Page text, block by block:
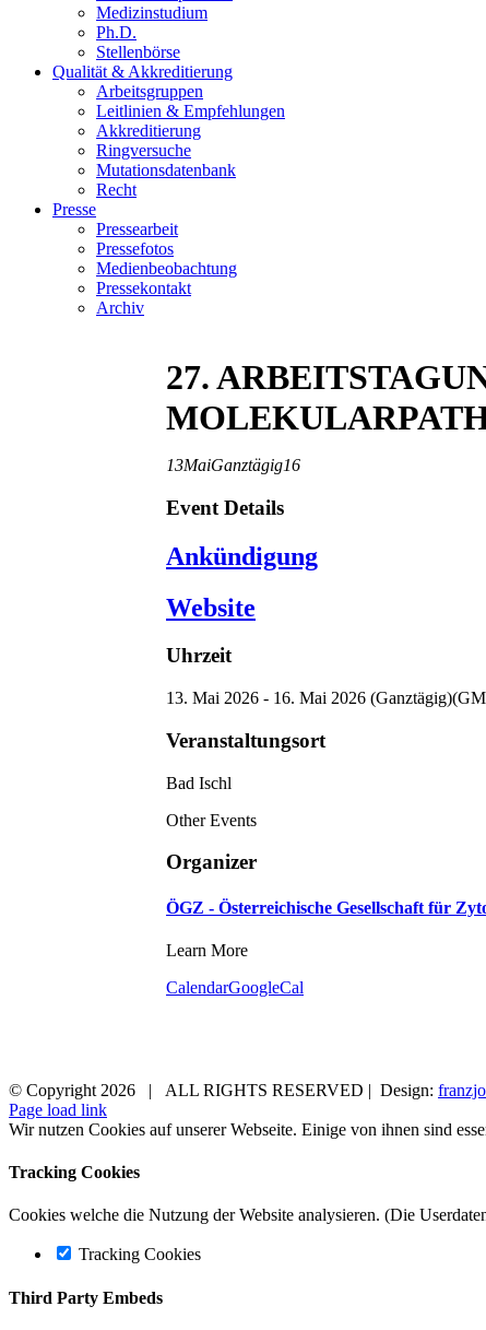
Medizinstudium
Ph.D.
Stellenbörse
Qualität & Akkreditierung
Arbeitsgruppen
Leitlinien & Empfehlungen
Akkreditierung
Ringversuche
Mutationsdatenbank
Recht
Presse
Pressearbeit
Pressefotos
Medienbeobachtung
Pressekontakt
Archiv
27.
13MaiGanztägig16
Event Details
Ankündigung
Website
Uhrzeit
13. Mai 2026 - 16. Mai 2026 (Ganztägig)
Veranstaltungsort
Bad Ischl
Other Events
Organizer
ÖGZ - Österreichische Gesellschaft für
Learn More
CalendarGoogleCal
© Copyright 2026 | ALL RIGHTS RESERVED | Design:
Page load link
Wir nutzen Cookies auf unserer Webseite. Einige von ihnen sind
Tracking Cookies
Cookies welche die Nutzung der Website analysieren. (Die
Tracking Cookies
Third Party Embeds